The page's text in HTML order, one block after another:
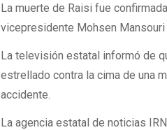
La muerte de Raisi fue
vicepresidente Mohsen
La televisión estatal informó de
estrellado contra la cima de una
accidente.
La agencia estatal de noticias